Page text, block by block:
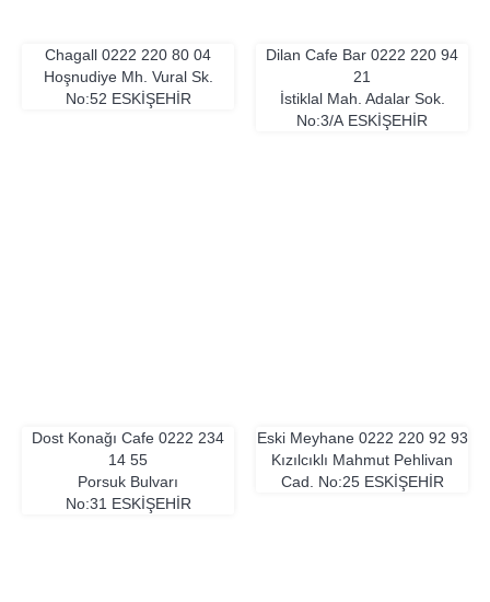
Chagall 0222 220 80 04
Hoşnudiye Mh. Vural Sk.
No:52 ESKIŞEHIR
Dilan Cafe Bar 0222 220 94
21
İstiklal Mah. Adalar Sok.
No:3/A ESKIŞEHIR
Dost Konağı Cafe 0222 234
14 55
Porsuk Bulvarı
No:31 ESKIŞEHIR
Eski Meyhane 0222 220 92 93
Kızılcıklı Mahmut Pehlivan
Cad. No:25 ESKIŞEHIR